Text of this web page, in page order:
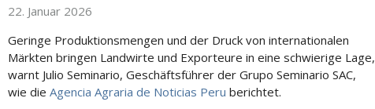
22. Januar 2026
Geringe Produktionsmengen und der Druck von internationalen
Märkten bringen Landwirte und Exporteure in eine schwierige Lage,
warnt Julio Seminario, Geschäftsführer der Grupo Seminario SAC,
wie die Agencia Agraria de Noticias Peru berichtet.